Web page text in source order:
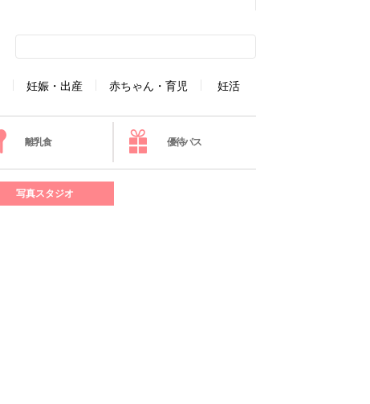
妊娠・出産 赤ちゃん・育児 妊活
離乳食 優待パス
写真スタジオ